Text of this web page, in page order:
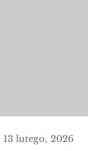
13 lutego, 2026